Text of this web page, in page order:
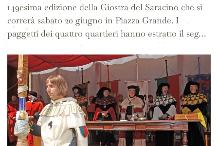
149esima edizione della Giostra del Saracino che si
correrà sabato 20 giugno in Piazza Grande. I
paggetti dei quattro quartieri hanno estratto il seg…